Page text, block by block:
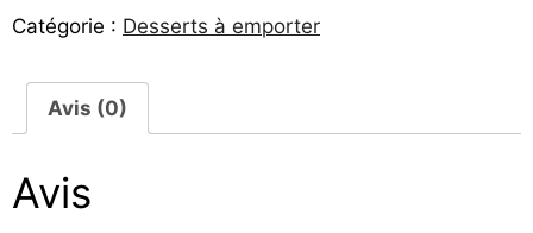
Catégorie : Desserts à emporter
Avis (0)
Avis